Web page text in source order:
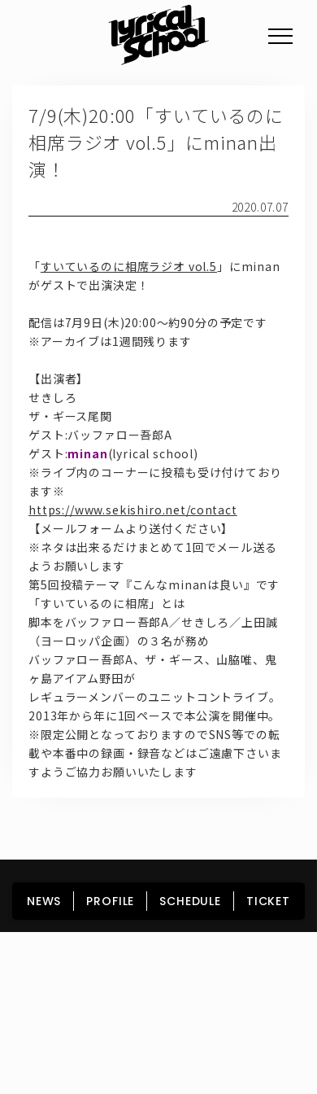
7/9(木)20:00「すいているのに
相席ラジオ vol.5」にminan出
演！
2020.07.07
「すいているのに相席ラジオ vol.5 」にminan
がゲストで出演決定！
配信は7月9日(木)20:00～約90分の予定です
※アーカイブは1週間残ります
【出演者】
せきしろ
ザ・ギース尾関
ゲスト:バッファロー吾郎A
ゲスト:minan(lyrical school)
※ライブ内のコーナーに投稿も受け付けており
ます※
https://www.sekishiro.net/contact
【メールフォームより送付ください】
※ネタは出来るだけまとめて1回でメール送る
ようお願いします
第5回投稿テーマ『こんなminanは良い』です
「すいているのに相席」とは
脚本をバッファロー吾郎A／せきしろ／上田誠
（ヨーロッパ企画）の３名が務め
バッファロー吾郎A、ザ・ギース、山脇唯、鬼
ヶ島アイアム野田が
レギュラーメンバーのユニットコントライブ。
2013年から年に1回ペースで本公演を開催中。
※限定公開となっておりますのでSNS等での転
載や本番中の録画・録音などはご遠慮下さいま
すようご協力お願いいたします
HOME NEWS PROFILE
SCHEDULE
DISCOGRAPHY
GOODS FAN CLUB
NEWS PROFILE SCHEDULE TICKET
PROFILE
SCHEDULE
GOODS
FAN CLUB
TICKET
問い合わせ, 取材,出演依頼
lyrical school official web shop